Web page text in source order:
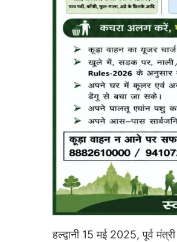
हल्द्वानी 15 मई 2025, पूर्व